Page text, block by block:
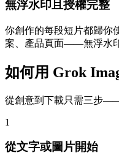
無浮水印且授權完整
你創作的每段短片都歸
案、產品頁面——無浮水
如何用 Grok
從創意到下載只需三步
1
從文字或圖片開始